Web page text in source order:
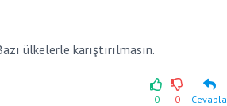
ülkelerle karıştırılmasın.
0 0 Cevapla